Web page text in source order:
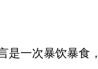
是一次暴饮暴食